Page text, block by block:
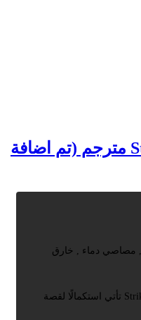
انمي Strike the Blood III مترجم (تم اضافة
مصاصي دماء , خارق
قصة Strike the Blood III تأتي استكمالًا لقصة